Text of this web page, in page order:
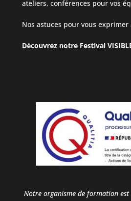
ateliers, conférences pour vos
Nos astuces pour vous exprimer
Découvrez notre Festival
Notre organisme de formation